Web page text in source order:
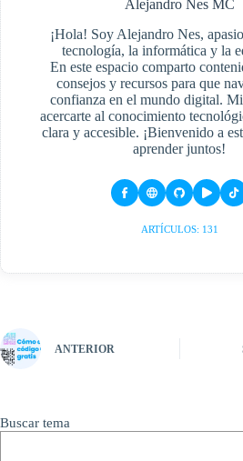
Alejandro Nes MC
¡Hola! Soy Alejandro Nes,
tecnología, la informática y la
En este espacio comparto
consejos y recursos para que
confianza en el mundo digital.
acercarte al conocimiento
clara y accesible. ¡Bienvenido a
aprender juntos!
ARTÍCULOS: 131
ANTERIOR
Buscar tema